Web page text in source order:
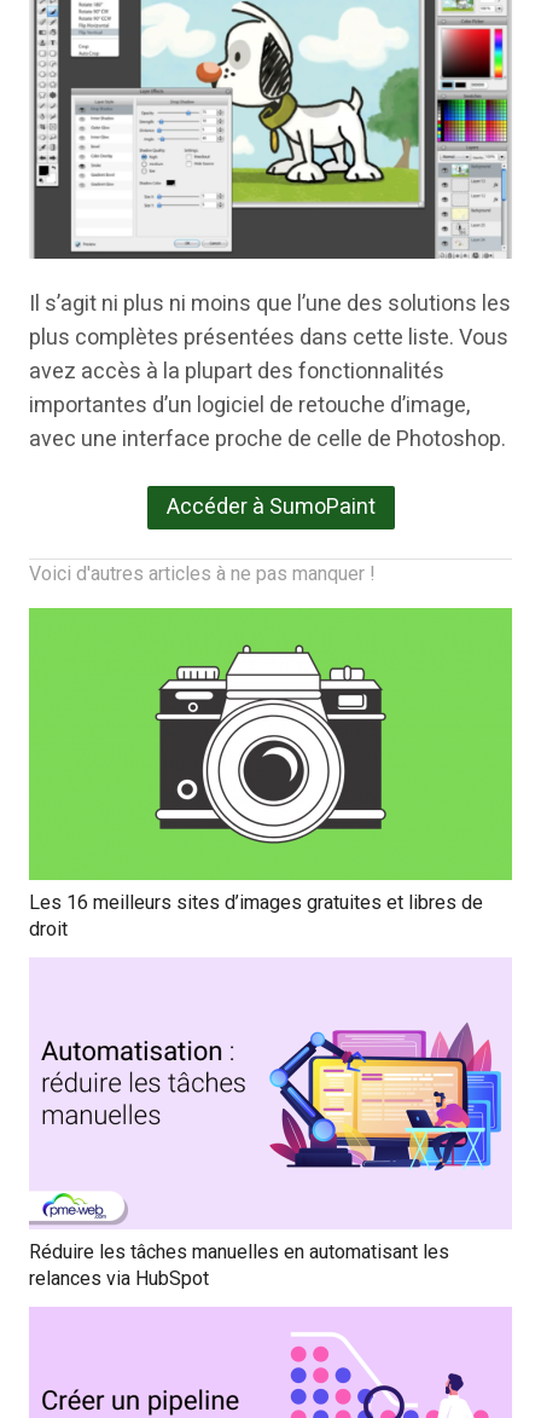
Il s’agit ni plus ni moins que l’une des solutions les
plus complètes présentées dans cette liste. Vous
avez accès à la plupart des fonctionnalités
importantes d’un logiciel de retouche d’image,
avec une interface proche de celle de Photoshop.
Accéder à SumoPaint
Voici d'autres articles à ne pas manquer !
Les 16 meilleurs sites d’images gratuites et libres de
droit
Réduire les tâches manuelles en automatisant les
relances via HubSpot